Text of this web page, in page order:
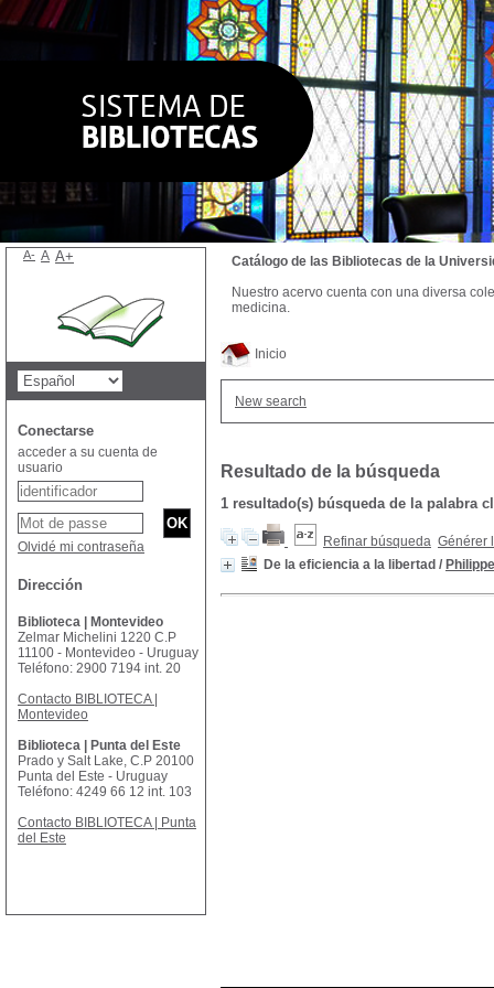
Inicio
New search
Resultado de la búsqueda
1 resultado(s) búsqueda de la palabra
Refinar búsqueda Générer
De la eficiencia a la libertad /
Catálogo de las Bibliotecas de la
Nuestro acervo cuenta con una diversa
medicina.
A- A A+
Conectarse
acceder a su cuenta de
usuario
Olvidé mi contraseña
Dirección
Biblioteca | Montevideo
Zelmar Michelini 1220 C.P
11100 - Montevideo - Uruguay
Teléfono: 2900 7194 int. 20
Contacto BIBLIOTECA |
Montevideo
Biblioteca | Punta del Este
Prado y Salt Lake, C.P 20100
Punta del Este - Uruguay
Teléfono: 4249 66 12 int. 103
Contacto BIBLIOTECA | Punta
del Este